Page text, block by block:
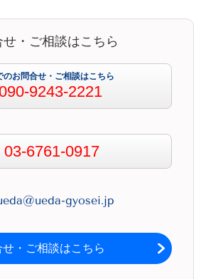
せ・ご相談はこちら
のお問合せ・ご相談はこちら
9243-2221
03-6761-0917
gyosei.jp
せ・ご相談はこちら